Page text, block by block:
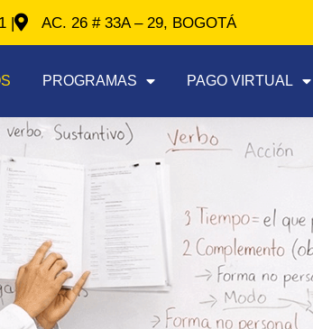
| AC. 26 # 33A – 29, BOGOTÁ
PROGRAMAS PAGO VIRTUAL